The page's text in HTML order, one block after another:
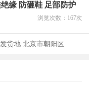
缘 防砸鞋 足部防护
浏览次数： 167次
发货地:北京市朝阳区